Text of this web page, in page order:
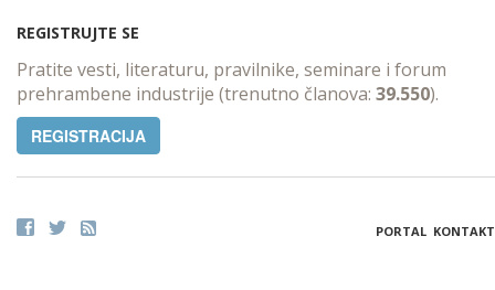
REGISTRUJTE SE
Pratite vesti, literaturu, pravilnike, seminare i forum
prehrambene industrije (trenutno članova: 39.550).
REGISTRACIJA
PORTAL KONTAKT